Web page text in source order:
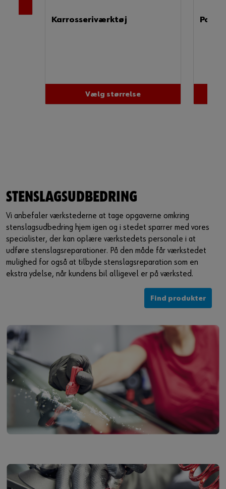
Karrosseriværktøj
Vælg størrelse
STENSLAGSUDBEDRING
Vi anbefaler værkstederne at tage opgaverne omkring
stenslagsudbedring hjem igen og i stedet sparrer med vores
specialister, der kan oplære værkstedets personale i at
udføre stenslagsreparationer. På den måde får værkstedet
mulighed for også at tilbyde stenslagsreparation som en
ekstra ydelse, når kundens bil alligevel er på værksted.
Find produkter